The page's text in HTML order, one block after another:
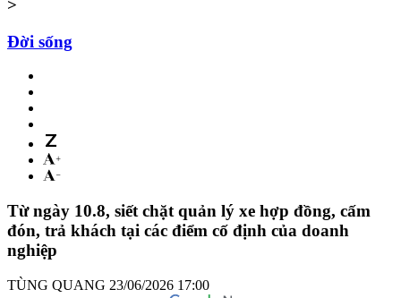
>
Đời sống
Từ ngày 10.8, siết chặt quản lý xe hợp đồng, cấm
đón, trả khách tại các điểm cố định của doanh
nghiệp
TÙNG QUANG 23/06/2026 17:00